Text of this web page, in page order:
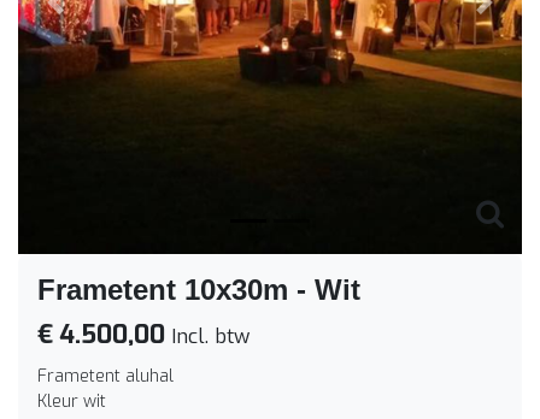
Vorige
Frametent 10x30m - Wit
€ 4.500,00 Incl. btw
Frametent aluhal
Kleur wit